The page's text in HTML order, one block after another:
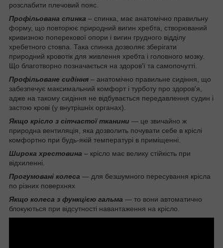
розслабити плечовий пояс.
Профільована спинка – спинка, має анатомічно правильну
форму, що повторює природний вигин хребта, створюваний
кривизною поперекової опори і вигин грудного відділу
хребетного стовпа. Така спинка дозволяє зберігати
природний кровотік для живлення хребта і головного мозку.
Що благотворно позначається на здоров'ї та самопочутті.
Профільоване сидіння – анатомічно правильне сидіння, що
забезпечує максимальний комфорт і турботу про здоров'я,
адже на такому сидіння не відбувається передавлення судин і
застою крові (у внутрішніх органах).
Якщо крісло з сітчастої тканини — це звичайно ж
природна вентиляція, яка дозволить почувати себе в кріслі
комфортно при будь-якій температурі в приміщенні.
Широка хрестовина – крісло має велику стійкість при
відхиленні.
Прогумовані колеса — для безшумного пересування крісла
по різних поверхнях
Якщо колеса з функцією гальма — то вони автоматично
блокуються при відсутності навантаження на крісло.